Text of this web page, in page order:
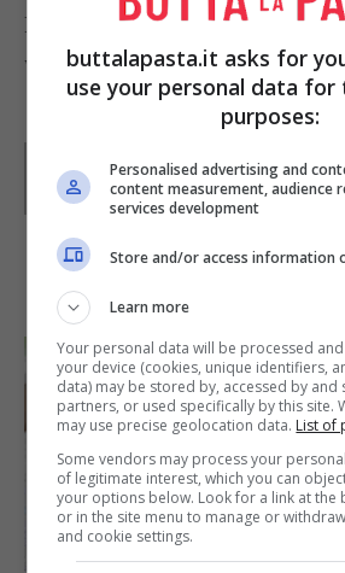
Foto da:
pdict.com
www.cooperativalapoiana.it
buttalapasta.it asks for
use your personal data
purposes:
Personalised advertising and
content measurement, audience
services development
Store and/or access information
Learn more
Your personal data will be processed
your device (cookies, unique identifiers,
data) may be stored by, accessed by and
partners, or used specifically by this site.
may use precise geolocation data. List of
Some vendors may process your
of legitimate interest, which you can
your options below. Look for a link at the
or in the site menu to manage or
and cookie settings.